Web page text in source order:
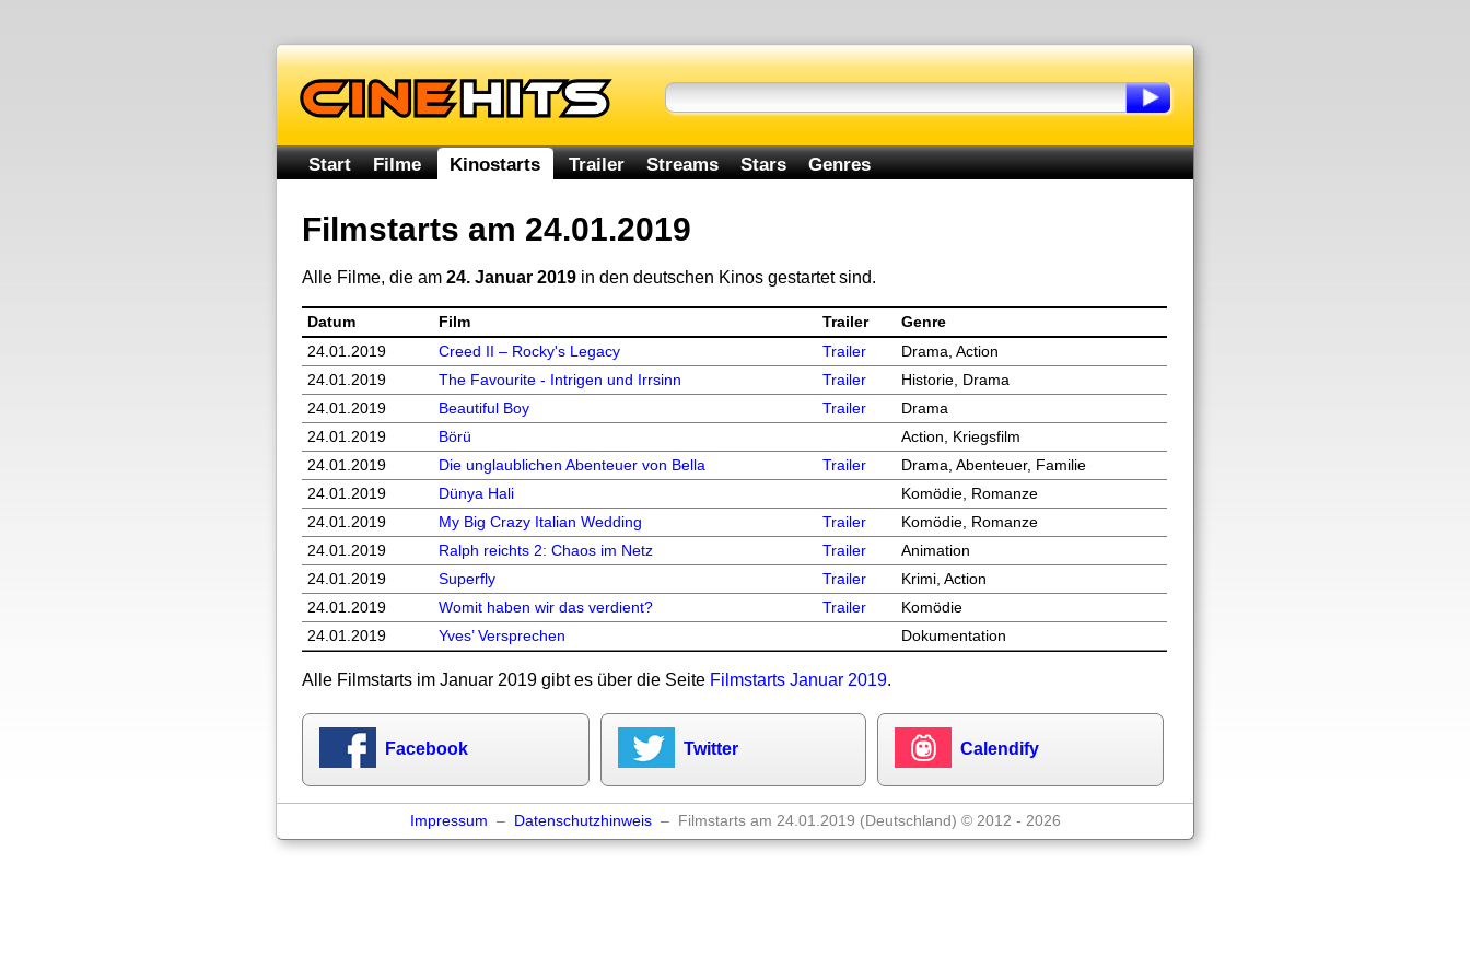
Start Filme Kinostarts Trailer Streams Stars Genres
Filmstarts am 24.01.2019
Alle Filme, die am24. Januar 2019 in den deutschen Kinos gestartet sind.
Datum Film Trailer
Genre
24.01.2019 Creed II – Rocky's Legacy Trailer
Drama, Action
24.01.2019 The Favourite - Intrigen und Irrsinn Trailer
Historie, Drama
24.01.2019 Beautiful Boy Trailer
Drama
24.01.2019 Börü
Action, Kriegsfilm
24.01.2019 Die unglaublichen Abenteuer von Bella Trailer
Drama, Abenteuer, Familie
24.01.2019 Dünya Hali
Komödie, Romanze
24.01.2019 My Big Crazy Italian Wedding Trailer
Komödie, Romanze
24.01.2019 Ralph reichts 2: Chaos im Netz Trailer
Animation
24.01.2019 Superfly Trailer
Krimi, Action
24.01.2019 Womit haben wir das verdient? Trailer
Komödie
24.01.2019 Yves’ Versprechen Dokumentation
Alle Filmstarts im Januar 2019 gibt es über die Seite Filmstarts Januar 2019.
Facebook Twitter Calendify
Impressum – Datenschutzhinweis– Filmstarts am 24.01.2019 (Deutschland) © 2012 - 2026